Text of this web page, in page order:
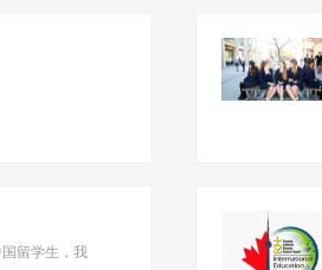
国留学生，我